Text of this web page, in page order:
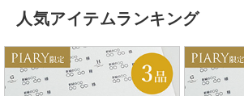
人気アイテムランキング